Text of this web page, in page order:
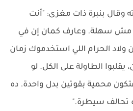
وقال بنبرة ذات مغزى: "أنت
مش سهلة. وعارف كمان إن في
الحرام اللي استخدموك زمان
يقلبوا الطاولة على الكل. لو
هتكون محمية بقوتين بدل واحدة. ده
سيطرة."